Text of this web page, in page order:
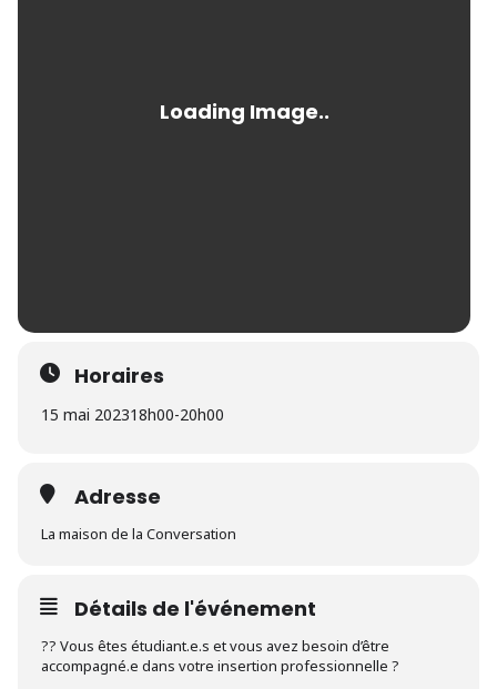
Horaires
15 mai 202318h00-20h00
Adresse
La maison de la Conversation
Détails de l'événement
?‍? Vous êtes étudiant.e.s et vous avez besoin d’être
accompagné.e dans votre insertion professionnelle ?